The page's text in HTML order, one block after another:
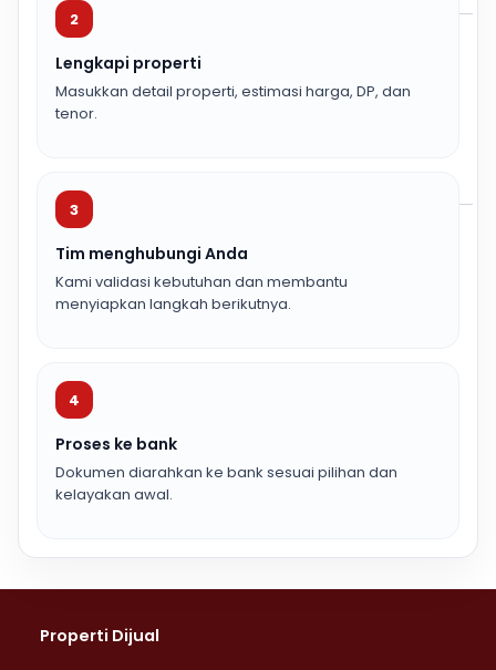
2
Lengkapi properti
Masukkan detail properti, estimasi harga, DP, dan
tenor.
3
Tim menghubungi Anda
Kami validasi kebutuhan dan membantu
menyiapkan langkah berikutnya.
4
Proses ke bank
Dokumen diarahkan ke bank sesuai pilihan dan
kelayakan awal.
Properti Dijual